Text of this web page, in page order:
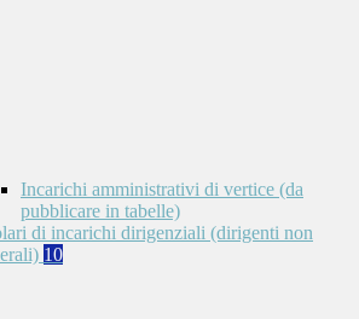
Incarichi amministrativi di vertice (da
pubblicare in tabelle)
di incarichi dirigenziali (dirigenti non
10